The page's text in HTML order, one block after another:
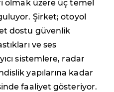
olmak üzere üç temel
Şirket; otoyol
dostu güvenlik
ve ses
sistemlere, radar
yapılarına kadar
faaliyet gösteriyor.